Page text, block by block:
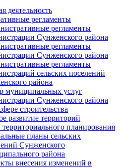
деятельность
регламенты
регламенты
Сунженского района
регламенты
Сунженского района
регламенты
сельских поселений
района
муниципальных услуг
Сунженского района
строительства
развитие территорий
планирования
планы сельских
Сунженского
района
внесения изменений в